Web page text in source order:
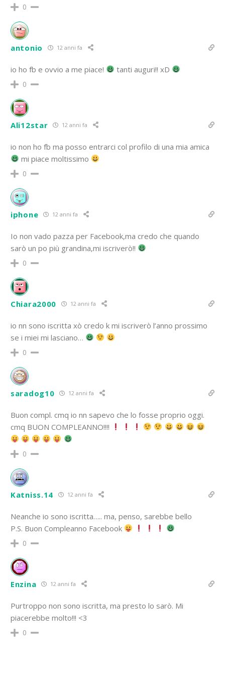
0
antonio 12 anni fa
io ho fb e ovvio a me piace! tanti auguri!! xD
0
Ali12star 12 anni fa
io non ho fb ma posso entrarci col profilo di una mia amica
mi piace moltissimo
0
iphone 12 anni fa
Io non vado pazza per Facebook,ma credo che quando
sarò un po più grandina,mi iscriverò!!
0
Chiara2000 12 anni fa
io nn sono iscritta xò credo k mi iscriverò l’anno prossimo
se i miei mi lasciano…
0
saradog10 12 anni fa
Buon compl. cmq io nn sapevo che lo fosse proprio oggi.
cmq BUON COMPLEANNO!!!!
0
Katniss.14 12 anni fa
Neanche io sono iscritta….. ma, penso, sarebbe bello
P.S. Buon Compleanno Facebook
0
Enzina 12 anni fa
Purtroppo non sono iscritta, ma presto lo sarò. Mi
piacerebbe molto!!! <3
0